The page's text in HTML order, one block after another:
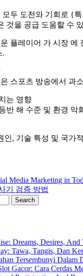
두 도전와 기회로 {
것을 공급 도움할 수
플레이어 가 시장
.
스포츠 방송에서 과
는 영향
반 해 수준 및 환경
인, 기술 특성 및 국가
Media Marketing in
기 검증 방법
Dreams, Desires,
Tawa, Tangis, Dan
Tersembunyi Dalam
Gacor: Cara Cerdas